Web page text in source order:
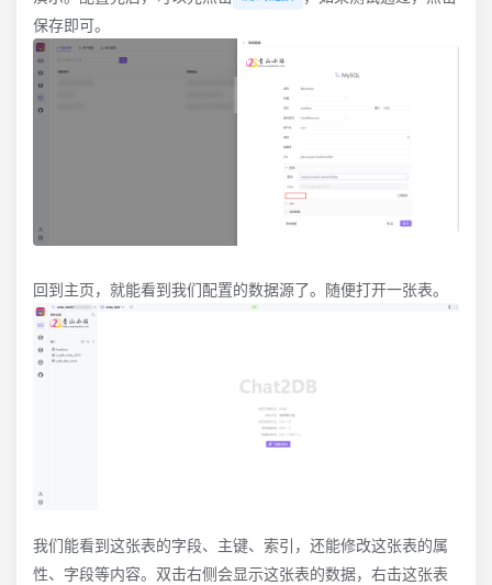
保存即可。
回到主页，就能看到我们配置的数据源了。随便打开一张表。
我们能看到这张表的字段、主键、索引，还能修改这张表的属
性、字段等内容。双击右侧会显示这张表的数据，右击这张表